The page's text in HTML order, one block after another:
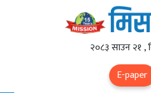
२०८३ साउन २१ ,
E-paper